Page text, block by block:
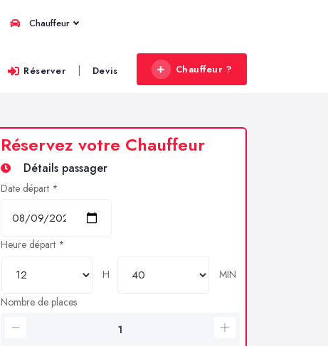
Chauffeur
Réserver | Devis Chauffeur ?
Réservez votre Chauffeur
Détails passager
Date départ *
Heure départ *
H
MIN
Nombre de places